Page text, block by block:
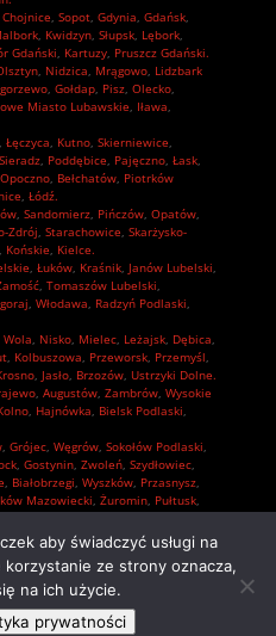
Chojnice, Sopot, Gdynia, Gdańsk,
, Kwidzyn, Słupsk, Lębork,
Gdański, Kartuzy, Pruszcz Gdański.
, Nidzica, Mrągowo, Lidzbark
, Gołdap, Pisz, Olecko,
Miasto Lubawskie, Iława,
Łęczyca, Kutno, Skierniewice,
Sieradz, Poddębice, Pajęczno, Łask,
Opoczno, Bełchatów, Piotrków
, Łódź.
, Sandomierz, Pińczów, Opatów,
Zdrój, Starachowice, Skarżysko-
, Końskie, Kielce.
, Łuków, Kraśnik, Janów Lubelski,
, Tomaszów Lubelski,
, Włodawa, Radzyń Podlaski,
, Nisko, Mielec, Leżajsk, Dębica,
, Kolbuszowa, Przeworsk, Przemyśl,
, Jasło, Brzozów, Ustrzyki Dolne.
, Augustów, Zambrów, Wysokie
, Hajnówka, Bielsk Podlaski,
, Grójec, Węgrów, Sokołów Podlaski,
, Gostynin, Zwoleń, Szydłowiec,
, Białobrzegi, Wyszków, Przasnysz,
Mazowiecki, Żuromin, Pułtusk,
,Mińsk Mazowiecki ,Legionowo ,
aby świadczyć usługi na
korzystanie ze strony oznacza,
na ich użycie.
prywatności